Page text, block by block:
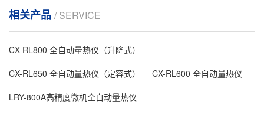
相关产品 / SERVICE
CX-RL800 全自动量热仪（升降式）
CX-RL650 全自动量热仪（定容式）
CX-RL600 全自动量热仪
LRY-800A高精度微机全自动量热仪